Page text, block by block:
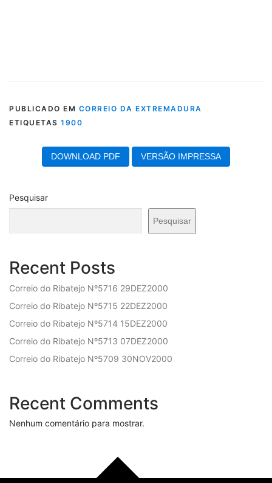
PUBLICADO EM CORREIO DA EXTREMADURA
ETIQUETAS 1900
DOWNLOAD PDF VERSÃO IMPRESSA
Pesquisar
Pesquisar
Recent Posts
Correio do Ribatejo Nº5716 29DEZ2000
Correio do Ribatejo Nº5715 22DEZ2000
Correio do Ribatejo Nº5714 15DEZ2000
Correio do Ribatejo Nº5713 07DEZ2000
Correio do Ribatejo Nº5709 30NOV2000
Recent Comments
Nenhum comentário para mostrar.